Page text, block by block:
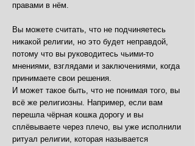
правами в нём.
Вы можете считать, что не подчиняетесь
никакой религии, но это будет неправдой,
потому что вы руководитесь чьими-то
мнениями, взглядами и заключениями, когда
принимаете свои решения.
И может такое быть, что не понимая того, вы
всё же религиозны. Например, если вам
перешла чёрная кошка дорогу и вы
сплёвываете через плечо, вы уже исполнили
ритуал религии, которая называется